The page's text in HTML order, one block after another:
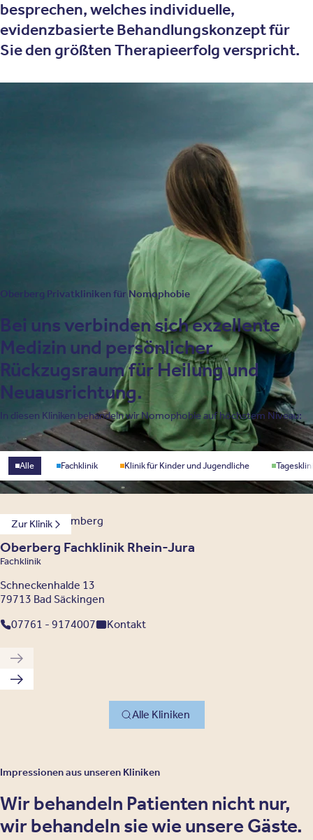
besprechen, welches individuelle,
evidenzbasierte Behandlungskonzept für
Sie den größten Therapieerfolg verspricht.
Zur Behandlung von Nomophobie setzen wir unter
Oberberg Privatkliniken für Nomophobie
Bei uns verbinden sich exzellente
Medizin und persönlicher
Rückzugsraum für Heilung und
Neuausrichtung.
In diesen Kliniken behandeln wir Nomophobie auf höchstem Niveau:
Standorttyp
Alle Fachklinik Klinik für Kinder und Jugendliche
Zur Klinik
Baden-Württemberg
Oberberg Fachklinik Rhein-Jura
Fachklinik
Schneckenhalde 13
79713 Bad Säckingen
07761 - 9174007
Kontakt
Vorherige Klinik
Nächste Klinik
Alle Kliniken
Impressionen aus unseren Kliniken
Wir behandeln Patienten nicht nur,
wir behandeln sie wie unsere Gäste.